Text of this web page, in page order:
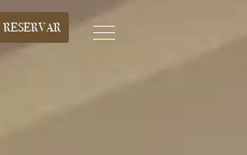
RESERVAR